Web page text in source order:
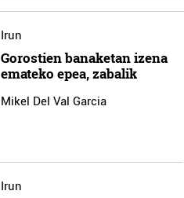
Irun
Gorostien banaketan izena
emateko epea, zabalik
Mikel Del Val Garcia
Irun